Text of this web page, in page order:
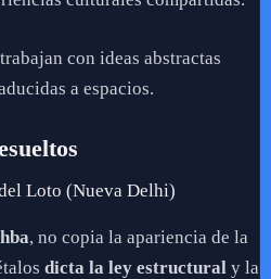
trabajan con ideas abstractas
a espacios.
Loto (Nueva Delhi)
, no copia la apariencia de la
dicta la ley estructural y la